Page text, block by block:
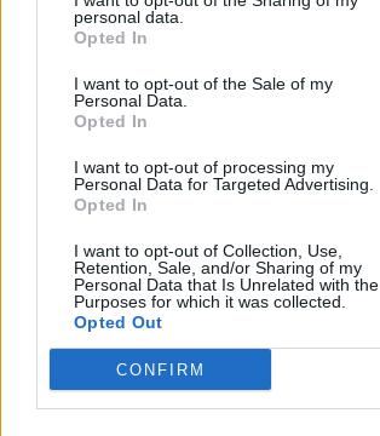
personal data.
Opted In
I want to opt-out of the Sale of my
Personal Data.
Opted In
I want to opt-out of processing my
Personal Data for Targeted Advertising.
Opted In
I want to opt-out of Collection, Use,
Retention, Sale, and/or Sharing of my
Personal Data that Is Unrelated with the
Purposes for which it was collected.
Opted Out
CONFIRM